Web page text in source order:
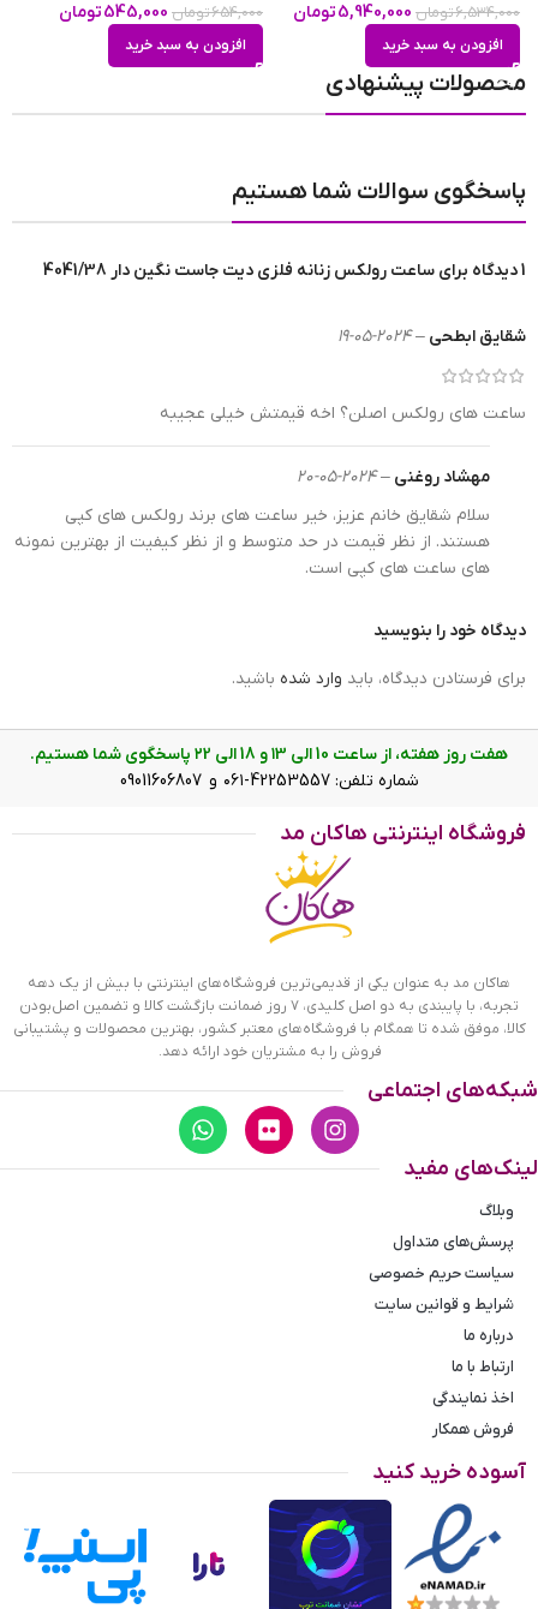
تعداد موتور
هویت محصول ساعت
ضد آب در حد شست و شوی دست(3ATM)
رنگ صفحه سفید
ساعت رولکس زنانه فلزی دیت جاست نگین دار 4041/38
ویژگی ساعت رولکس زنانه فلزی
4041/38
علاوه بر ویژگی های ظاهری اگر به داخل ساعت نگاه کنید، یک
خاص کرده است. اندکس‌هایی که زمان ساعت را نشان می‌دهند به
شکل نگین‌های مربعی کوچک خودنمایی می‌کنند. دور تا دور صفحه
ساعت به صورت کنگره‌ای است. لوگوی برند رولکس که شبیه یک
تاج است روی عدد 12 به خوبی مشخص است. داشتن عقربه‌های
شبنما به شما این امکان را می‌دهد که در شب و محیطهای کم نور
شیشه ذره‌بینی که دارد کاملا خوانا و واضح است. بند ساعت در
وسط بافت ریزتری دارد و در کناره‌ها درشت‌تر می‌باشد. قفل این
ساعت از نوع سه‌تکه است و ساعت به راحتی از دست نمی‌افتد.
رولکس یکی از تولید کننده‌های
محبوب‌ترین ساعت‌های مچی زنانه
است.
این ساعت با قطر 2.6 سانتی‌متر، سایز 1 ساعت رولکس زنانه فلزی
4041/38 است. سایزهای دیگر این ساعت را می‌توانید در صفحه‌ی
6,534,000تومان 5,940,000تومان
افزودن به سبد خرید
654,000تومان 545,000تومان
افزودن به سبد خرید
محصولات پیشنهادی
پاسخگوی سوالات شما هستیم
1 دیدگاه برای ساعت رولکس زنانه فلزی دیت جاست نگین دار 4041/38
شقایق ابطحی –
2024-05-19
ساعت های رولکس اصلن؟ اخه قیمتش خیلی عجیبه
مهشاد روغنی –
2024-05-20
سلام شقایق خانم عزیز، خیر ساعت های برند رولکس های کپی
هستند. از نظر قیمت در حد متوسط و از نظر کیفیت از بهترین نمونه
های ساعت های کپی است.
دیدگاه خود را بنویسید
برای فرستادن دیدگاه، باید وارد شده باشید.
هفت روز هفته، از ساعت 10 الی ۱3 و 18 الی ۲2 پاسخگوی شما هستیم.
شماره تلفن: 42253557-۰۶۱ و 09011606807
فروشگاه اینترنتی هاکان مد
هاکان مد به عنوان یکی از قدیمی‌ترین فروشگاه‌های اینترنتی با بیش از یک دهه
تجربه، با پایبندی به دو اصل کلیدی، ۷ روز ضمانت بازگشت کالا و تضمین اصل‌بودن
کالا، موفق شده تا همگام با فروشگاه‌های معتبر کشور، بهترین محصولات و پشتیبانی
فروش را به مشتریان خود ارائه دهد.
شبکه‌های اجتماعی
لینک‌های مفید
وبلاگ
پرسش‌های متداول
سیاست حریم خصوصی
شرایط و قوانین سایت
درباره ما
ارتباط با ما
اخذ نمایندگی
فروش همکار
آسوده خرید کنید